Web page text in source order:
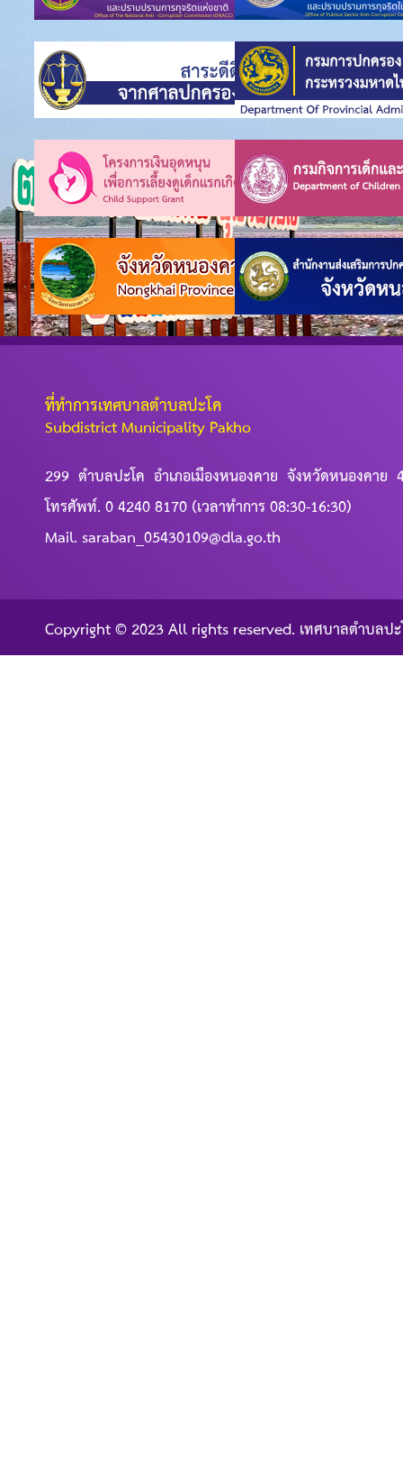
ที่ทำการเทศบาลตำบลปะโค
Subdistrict Municipality Pakho
299 ตำบลปะโค อำเภอเมืองหนองคาย จังหวัดหนองคาย
โทรศัพท์. 0 4240 8170 (เวลาทำการ 08:30-16:30)
Mail. saraban_05430109@dla.go.th
Copyright © 2023 All rights reserved. เทศบาลตำบลป